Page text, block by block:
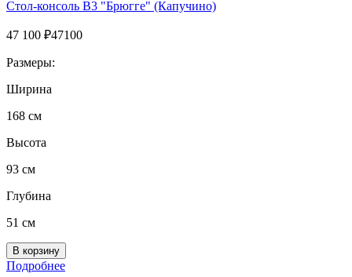
Стол-консоль B3 "Брюгге" (Капучино)
47 100 ₽47100
Размеры:
Ширина
168 см
Высота
93 см
Глубина
51 см
Подробнее